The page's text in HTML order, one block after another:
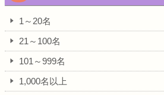
1～20名
21～100名
101～999名
1,000名以上